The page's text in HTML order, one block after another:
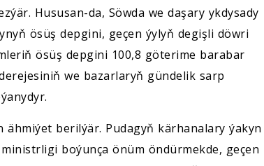
Hususan-da, Söwda we daşary ykdysady
ösüş depgini, geçen ýylyň degişli döwri
ösüş depgini 100,8 göterime barabar
we bazarlaryň gündelik sarp
berilýär. Pudagyň kärhanalary ýakyn
boýunça önüm öndürmekde, geçen